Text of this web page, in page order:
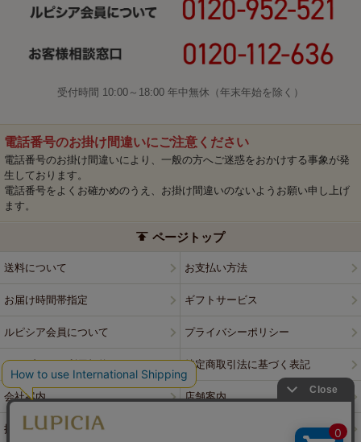
受付時間 10:00～18:00 年中無休（年末年始を除く）
電話番号のお掛け間違いにご注意ください
電話番号のお掛け間違いにより、一般の方へご迷惑をおかけする事象が発
生しております。
電話番号をよくお確かめのうえ、お掛け間違いのないようお願い申し上げ
ます。
ページトップ
送料について お支払い方法
お届け時間帯指定 ギフトサービス
ルピシア会員について プライバシーポリシー
ウェブサイト利用規約 特定商取引法に基づく表記
会社案内 店舗案内
採用情報